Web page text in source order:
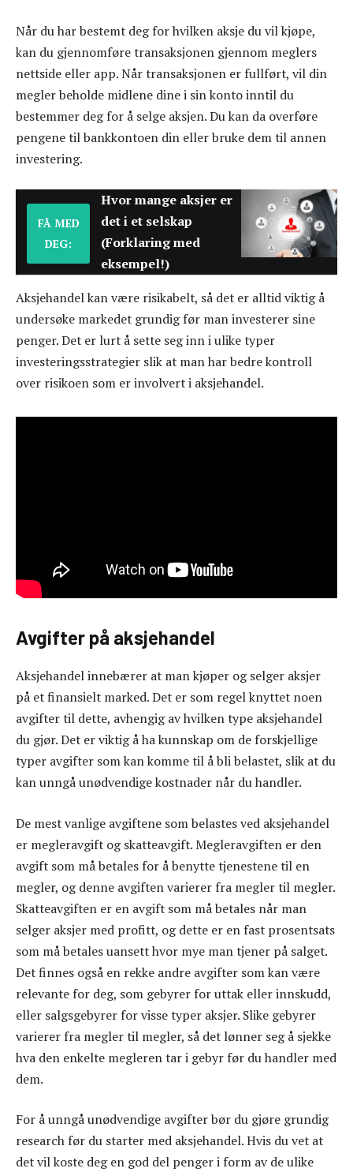
Når du har bestemt deg for hvilken aksje du vil kjøpe,
kan du gjennomføre transaksjonen gjennom meglers
nettside eller app. Når transaksjonen er fullført, vil din
megler beholde midlene dine i sin konto inntil du
bestemmer deg for å selge aksjen. Du kan da overføre
pengene til bankkontoen din eller bruke dem til annen
investering.
FÅ MED
DEG:
Hvor mange aksjer er
det i et selskap
(Forklaring med
eksempel!)
Aksjehandel kan være risikabelt, så det er alltid viktig å
undersøke markedet grundig før man investerer sine
penger. Det er lurt å sette seg inn i ulike typer
investeringsstrategier slik at man har bedre kontroll
over risikoen som er involvert i aksjehandel.
Avgifter på aksjehandel
Aksjehandel innebærer at man kjøper og selger aksjer
på et finansielt marked. Det er som regel knyttet noen
avgifter til dette, avhengig av hvilken type aksjehandel
du gjør. Det er viktig å ha kunnskap om de forskjellige
typer avgifter som kan komme til å bli belastet, slik at du
kan unngå unødvendige kostnader når du handler.
De mest vanlige avgiftene som belastes ved aksjehandel
er megleravgift og skatteavgift. Megleravgiften er den
avgift som må betales for å benytte tjenestene til en
megler, og denne avgiften varierer fra megler til megler.
Skatteavgiften er en avgift som må betales når man
selger aksjer med profitt, og dette er en fast prosentsats
som må betales uansett hvor mye man tjener på salget.
Det finnes også en rekke andre avgifter som kan være
relevante for deg, som gebyrer for uttak eller innskudd,
eller salgsgebyrer for visse typer aksjer. Slike gebyrer
varierer fra megler til megler, så det lønner seg å sjekke
hva den enkelte megleren tar i gebyr før du handler med
dem.
For å unngå unødvendige avgifter bør du gjøre grundig
research før du starter med aksjehandel. Hvis du vet at
det vil koste deg en god del penger i form av de ulike